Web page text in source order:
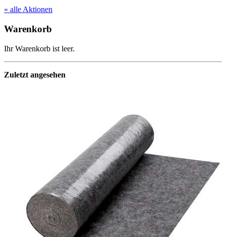
» alle Aktionen
Warenkorb
Ihr Warenkorb ist leer.
Zuletzt angesehen